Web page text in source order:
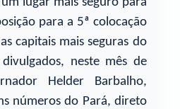
para a 5ª colocação
capitais mais seguras do
neste mês de
Helder Barbalho,
números do Pará, direto